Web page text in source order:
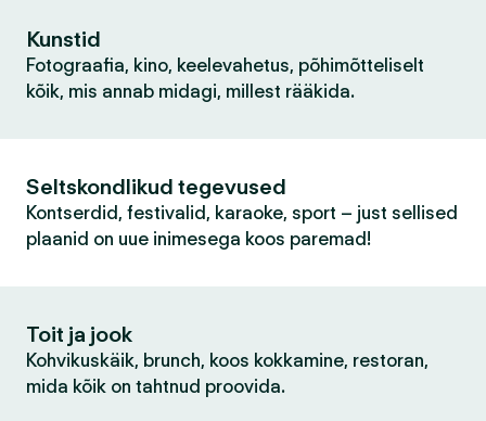
Kunstid
Fotograafia, kino, keelevahetus, põhimõtteliselt
kõik, mis annab midagi, millest rääkida.
Seltskondlikud tegevused
Kontserdid, festivalid, karaoke, sport – just sellised
plaanid on uue inimesega koos paremad!
Toit ja jook
Kohvikuskäik, brunch, koos kokkamine, restoran,
mida kõik on tahtnud proovida.